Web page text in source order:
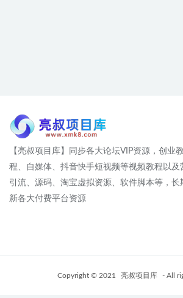
【亮叔项目库】同步各大论坛VIP资源，创业教
程、自媒体、抖音快手短视频等视频教程以及
引流、源码、淘宝虚拟资源、软件脚本等，长
新各大付费平台资源
Copyright © 2021 亮叔项目库 - All